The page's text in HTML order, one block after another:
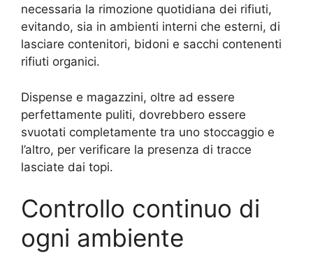
necessaria la rimozione quotidiana dei rifiuti,
evitando, sia in ambienti interni che esterni, di
lasciare contenitori, bidoni e sacchi contenenti
rifiuti organici.
Dispense e magazzini, oltre ad essere
perfettamente puliti, dovrebbero essere
svuotati completamente tra uno stoccaggio e
l’altro, per verificare la presenza di tracce
lasciate dai topi.
Controllo continuo di
ogni ambiente